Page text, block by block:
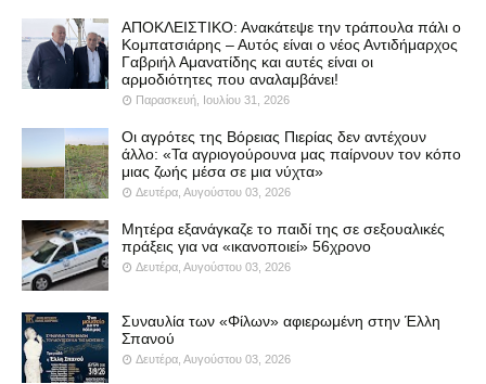
ΑΠΟΚΛΕΙΣΤΙΚΟ: Ανακάτεψε την τράπουλα πάλι ο
Κομπατσιάρης – Αυτός είναι ο νέος Αντιδήμαρχος
Γαβριήλ Αμανατίδης και αυτές είναι οι
αρμοδιότητες που αναλαμβάνει!
Παρασκευή, Ιουλίου 31, 2026
Οι αγρότες της Βόρειας Πιερίας δεν αντέχουν
άλλο: «Τα αγριογούρουνα μας παίρνουν τον κόπο
μιας ζωής μέσα σε μια νύχτα»
Δευτέρα, Αυγούστου 03, 2026
Μητέρα εξανάγκαζε το παιδί της σε σεξουαλικές
πράξεις για να «ικανοποιεί» 56χρονο
Δευτέρα, Αυγούστου 03, 2026
Συναυλία των «Φίλων» αφιερωμένη στην Έλλη
Σπανού
Δευτέρα, Αυγούστου 03, 2026